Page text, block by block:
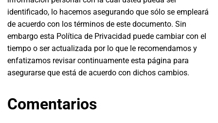
identificado, lo hacemos asegurando que sólo se empleará
de acuerdo con los términos de este documento. Sin
embargo esta Política de Privacidad puede cambiar con el
tiempo o ser actualizada por lo que le recomendamos y
enfatizamos revisar continuamente esta página para
asegurarse que está de acuerdo con dichos cambios.
Comentarios